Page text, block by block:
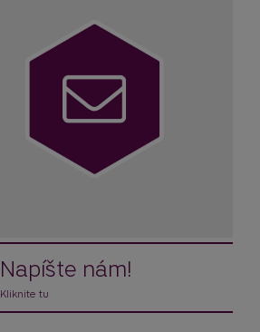
Napíšte nám!
Kliknite tu